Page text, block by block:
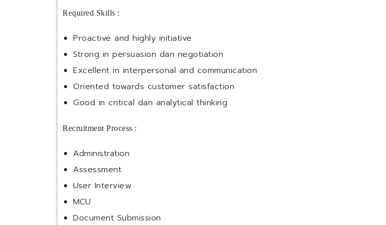
Required Skills :
Proactive and highly initiative
Strong in persuasion dan negotiation
Excellent in interpersonal and communication
Oriented towards customer satisfaction
Good in critical dan analytical thinking
Recruitment Process :
Administration
Assessment
User Interview
MCU
Document Submission